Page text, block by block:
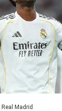
Real Madrid